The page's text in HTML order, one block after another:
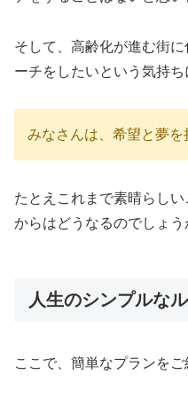
そして、高齢化が進む街
ーチをしたいという気持ち
みなさんは、希望と夢を
たとえこれまで素晴らし
からはどうなるのでしょう
人生のシンプルな
ここで、簡単なプランをご